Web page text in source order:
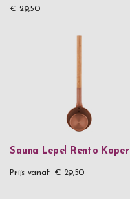
€ 29,50
Sauna Lepel Rento Koper
Prijs vanaf € 29,50